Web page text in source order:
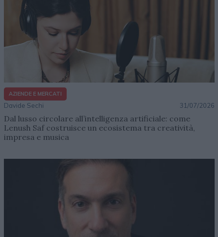
AZIENDE E MERCATI
Davide Sechi 31/07/2026
Dal lusso circolare all’intelligenza artificiale: come
Lenush Saf costruisce un ecosistema tra creatività,
impresa e musica